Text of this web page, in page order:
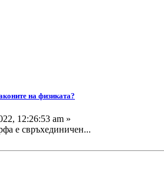
на физиката?
12:26:53 am »
е свръхединичен...